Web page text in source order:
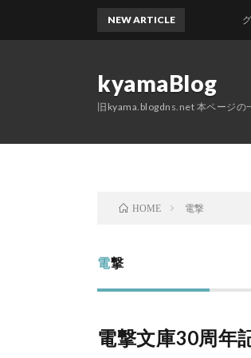
kyamaBlog
旧kyama.blogdns.net 本ページ
NEW ARTICLE グッドコム
HOME 電撃
電撃
電撃文庫30周年